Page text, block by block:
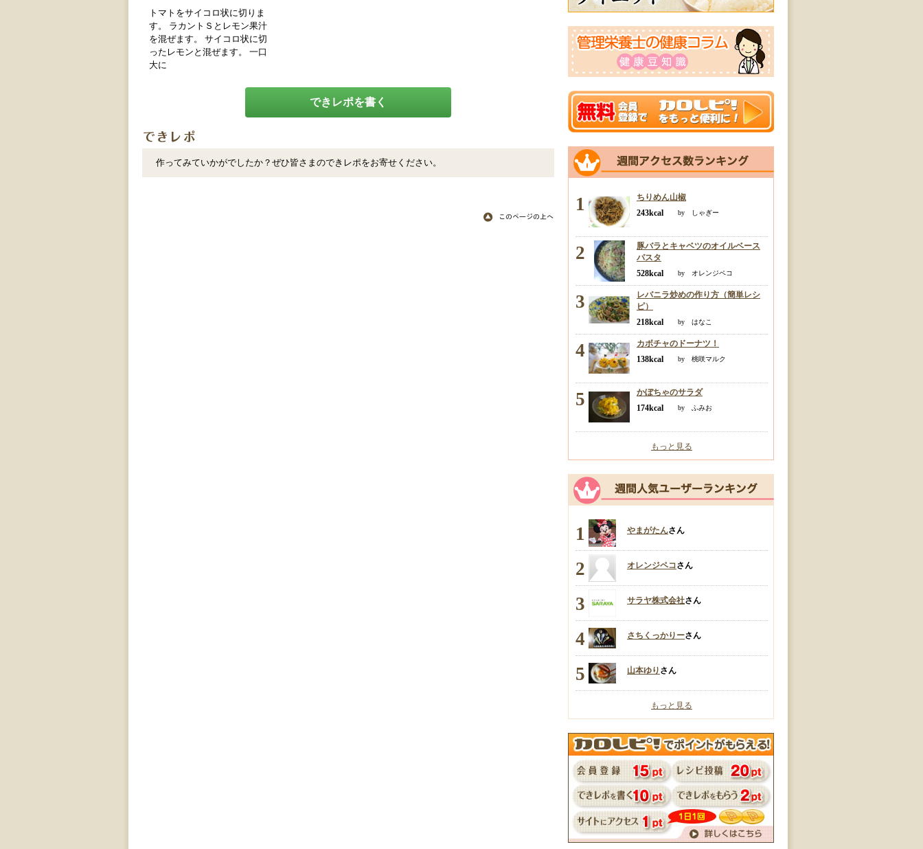
トマトをサイコロ状に切りま
す。 ラカントＳとレモン果汁
を混ぜます。 サイコロ状に切
ったレモンと混ぜます。 一口
大に
できレポを書く
作ってみていかがでしたか？ぜひ皆さまのできレポをお寄せください。
1
ちりめん山椒
243kcal
by しゃぎー
2
豚バラとキャベツのオイルベース
パスタ
528kcal
by オレンジペコ
3
レバニラ炒めの作り方（簡単レシ
ピ）
218kcal
by はなこ
4
カボチャのドーナツ！
138kcal
by 桃咲マルク
5
かぼちゃのサラダ
174kcal
by ふみお
もっと見る
1 やまがたんさん
2 オレンジペコさん
3 サラヤ株式会社さん
4 さちくっかりーさん
5 山本ゆり さん
もっと見る